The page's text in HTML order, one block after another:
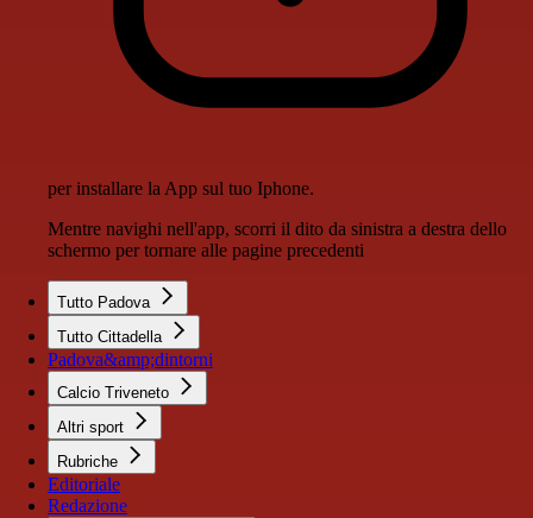
per installare la App sul tuo Iphone.
Mentre navighi nell'app, scorri il dito da sinistra a destra dello
schermo per tornare alle pagine precedenti
Tutto Padova
Tutto Cittadella
Padova&amp;dintorni
Calcio Triveneto
Altri sport
Rubriche
Editoriale
Redazione